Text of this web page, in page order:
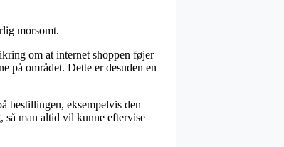
morsomt.
om at internet shoppen føjer
på området. Dette er desuden en
bestillingen, eksempelvis den
så man altid vil kunne eftervise